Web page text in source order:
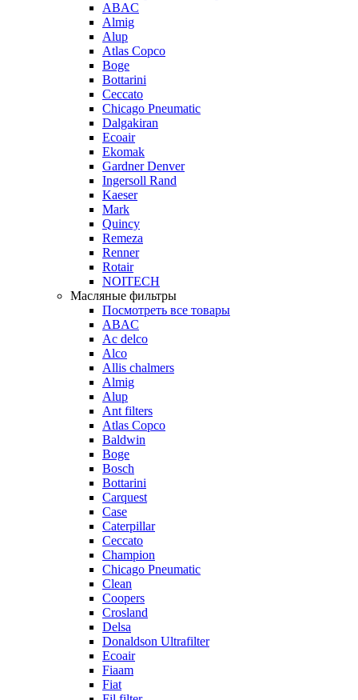
ABAC
Almig
Alup
Atlas Copco
Boge
Bottarini
Ceccato
Chicago Pneumatic
Dalgakiran
Ecoair
Ekomak
Gardner Denver
Ingersoll Rand
Kaeser
Mark
Quincy
Remeza
Renner
Rotair
NOITECH
Масляные фильтры
Посмотреть все товары
ABAC
Ac delco
Alco
Allis chalmers
Almig
Alup
Ant filters
Atlas Copco
Baldwin
Boge
Bosch
Bottarini
Carquest
Case
Caterpillar
Ceccato
Champion
Chicago Pneumatic
Clean
Coopers
Crosland
Delsa
Donaldson Ultrafilter
Ecoair
Fiaam
Fiat